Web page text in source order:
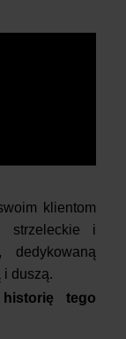
klientom
strzeleckie i
dedykowaną
i duszą.
historię tego